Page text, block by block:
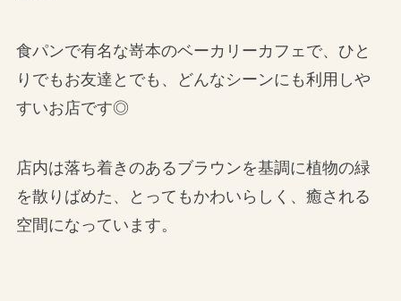
食パンで有名な嵜本のベーカリーカフェで、ひと
りでもお友達とでも、どんなシーンにも利用しや
すいお店です◎
店内は落ち着きのあるブラウンを基調に植物の緑
を散りばめた、とってもかわいらしく、癒される
空間になっています。